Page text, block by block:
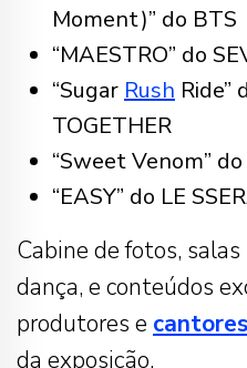
Moment)” do BTS
“MAESTRO” do
“Sugar Rush Ride”
TOGETHER
“Sweet Venom” do
“EASY” do LE
Cabine de fotos,
dança, e conteúdos
produtores e cantores
da exposição.